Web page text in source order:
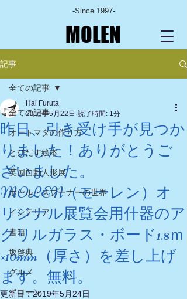
-Since 1997-
MOLEN
記事
全ての記事
オートマタの作り方
とびだす絵本
英国自動人形展
ポール・スプーナーの世界
インテリア
書籍
坂啓典
グルメ
ドローン
全ての記事
昨日、引き受け手が見つか
りました！ありがとうご
ざいました。
MOLEN（モーレン）オ
リジナル展覧会用什器のア
クリルガラス・ボード1.8ｍ
×10mm（厚さ）を差し上げ
ます。無料。
Hal Furuta
2019年5月22日 読了時間: 1分
更新日：2019年5月24日